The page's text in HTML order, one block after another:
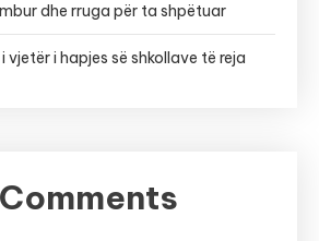
dhe rruga për ta shpëtuar
vjetër i hapjes së shkollave të reja